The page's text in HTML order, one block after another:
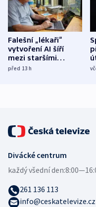
Falešní „lékaři“
vytvoření AI šíří
mezi staršími
Poláky nebezpečné
před 13h
Divácké centrum
každý všední den:
261 136 113
info@ceskatelevize.cz